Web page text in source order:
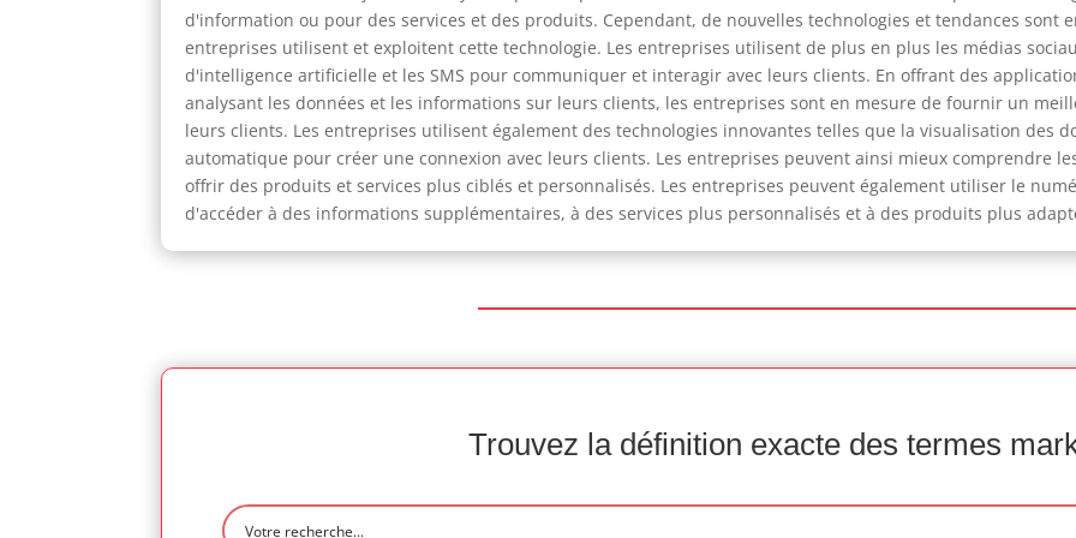
d'information ou pour des services et des produits. Cependant, de nouvelles technologies et tendances sont
entreprises utilisent et exploitent cette technologie. Les entreprises utilisent de plus en plus les médias
d'intelligence artificielle et les SMS pour communiquer et interagir avec leurs clients. En offrant des
analysant les données et les informations sur leurs clients, les entreprises sont en mesure de fournir un
leurs clients. Les entreprises utilisent également des technologies innovantes telles que la visualisation des
automatique pour créer une connexion avec leurs clients. Les entreprises peuvent ainsi mieux comprendre
offrir des produits et services plus ciblés et personnalisés. Les entreprises peuvent également utiliser le
d'accéder à des informations supplémentaires, à des services plus personnalisés et à des produits plus
Trouvez la définition exacte des termes